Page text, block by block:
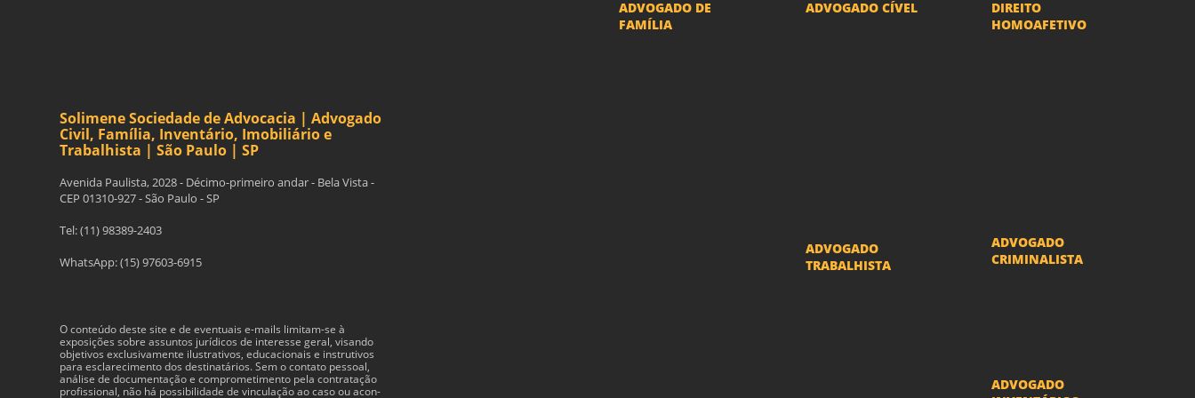
Solimene Sociedade de Advocacia | Advogado
Civil, Família, Inventário, Imobiliário e
Trabalhista | São Paulo | SP
Avenida Paulista, 2028 - Décimo-primeiro andar - Bela Vista -
CEP 01310-927 - São Paulo - SP
Tel: (11) 98389-2403
WhatsApp: (15) 97603-6915
O con­teúdo deste site e de even­tu­ais e-​mails limitam-​se à
exposições sobre assun­tos jurídi­cos de inter­esse geral, visando
obje­tivos exclu­si­va­mente ilus­tra­tivos, edu­ca­cionais e instru­tivos
para esclarec­i­mento dos des­ti­natários. Sem o con­tato pes­soal,
análise de doc­u­men­tação e com­pro­me­ti­mento pela con­tratação
profis­sional, não há pos­si­bil­i­dade de vin­cu­lação ao caso ou acon­
ADVOGADO DE
FAMÍLIA
ADVOGADO CÍVEL
ADVOGADO
TRABALHISTA
DIREITO
HOMOAFETIVO
ADVOGADO
CRIMINALISTA
ADVOGADO